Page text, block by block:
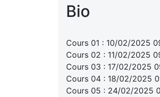
Bio
Cours 01 : 10/02/2025
Cours 02 : 11/02/2025
Cours 03 : 17/02/2025
Cours 04 : 18/02/2025
Cours 05 : 24/02/2025